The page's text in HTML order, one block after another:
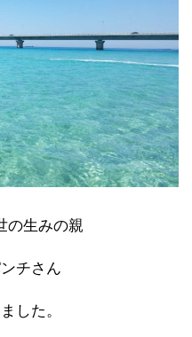
の生みの親
チさん
した。